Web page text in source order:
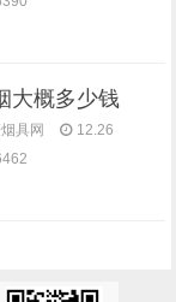
大概多少钱
具网
12.26